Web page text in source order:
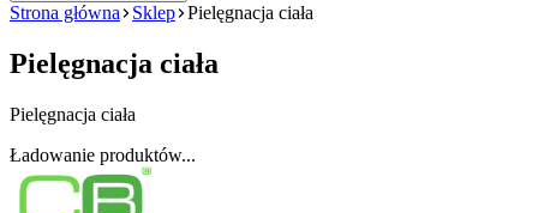
Strona główna Sklep Pielęgnacja ciała
Pielęgnacja ciała
Pielęgnacja ciała
Ładowanie produktów...